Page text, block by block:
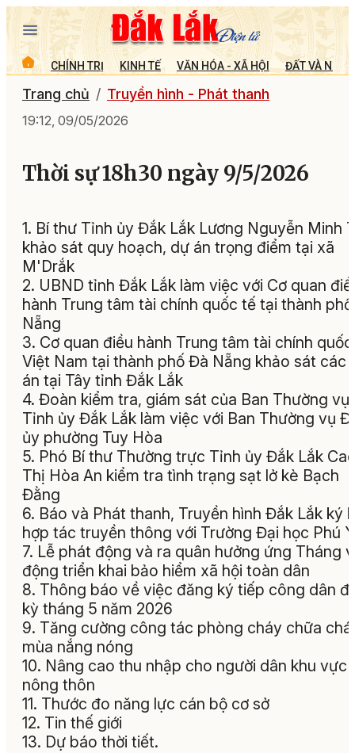
CHÍNH TRỊ KINH TẾ VĂN HÓA - XÃ HỘI ĐẤT VÀ
Trang chủ Truyền hình - Phát thanh
19:12, 09/05/2026
Thời sự 18h30 ngày 9/5/2026
1. Bí thư Tỉnh ủy Đắk Lắk Lương Nguyễn Minh
khảo sát quy hoạch, dự án trọng điểm tại xã
M'Drắk
2. UBND tỉnh Đắk Lắk làm việc với Cơ quan
hành Trung tâm tài chính quốc tế tại thành
Nẵng
3. Cơ quan điều hành Trung tâm tài chính
Việt Nam tại thành phố Đà Nẵng khảo sát các
án tại Tây tỉnh Đắk Lắk
4. Đoàn kiểm tra, giám sát của Ban Thường vụ
Tỉnh ủy Đắk Lắk làm việc với Ban Thường vụ
ủy phường Tuy Hòa
5. Phó Bí thư Thường trực Tỉnh ủy Đắk Lắk
Thị Hòa An kiểm tra tình trạng sạt lở kè Bạch
Đằng
6. Báo và Phát thanh, Truyền hình Đắk Lắk ký
hợp tác truyền thông với Trường Đại học Phú
7. Lễ phát động và ra quân hưởng ứng Tháng
động triển khai bảo hiểm xã hội toàn dân
8. Thông báo về việc đăng ký tiếp công dân
kỳ tháng 5 năm 2026
9. Tăng cường công tác phòng cháy chữa
mùa nắng nóng
10. Nâng cao thu nhập cho người dân khu vực
nông thôn
11. Thước đo năng lực cán bộ cơ sở
12. Tin thế giới
13. Dự báo thời tiết.